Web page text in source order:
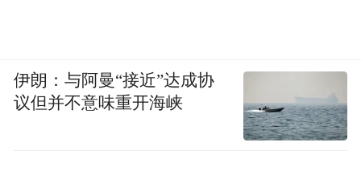
伊朗：与阿曼“接近”达成协
议但并不意味重开海峡